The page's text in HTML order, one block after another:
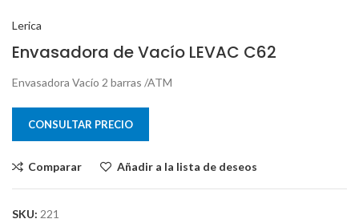
Lerica
Envasadora de Vacío LEVAC C62
Envasadora Vacío 2 barras /ATM
CONSULTAR PRECIO
Comparar Añadir a la lista de deseos
SKU: 221